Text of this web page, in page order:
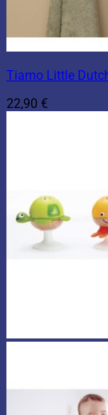
Tiamo Little
22,90 €